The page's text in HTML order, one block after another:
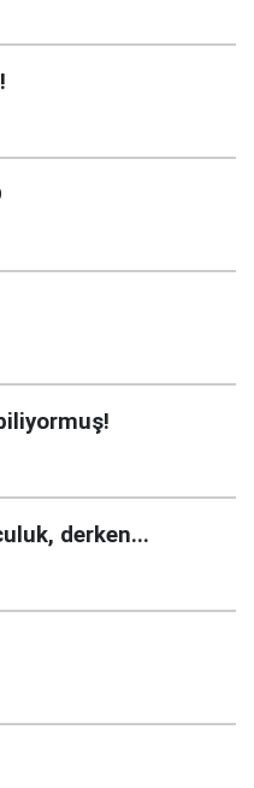
derken...